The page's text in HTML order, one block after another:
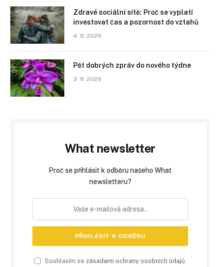
Zdravé sociální sítě: Proč se vyplatí
investovat čas a pozornost do vztahů
4. 8. 2026
Pět dobrých zpráv do nového týdne
3. 8. 2026
What newsletter
Proč se přihlásit k odběru našeho What
newsletteru?
Souhlasím se zásadami ochrany osobních údajů.